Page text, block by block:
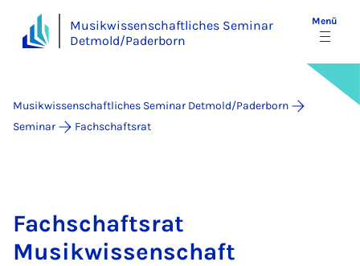
Musikwissenschaftliches Seminar
Detmold/Paderborn
Menü
Musikwissenschaftliches Seminar Detmold/Paderborn
Seminar
Fachschaftsrat
Fachschaftsrat
Musikwissenschaft